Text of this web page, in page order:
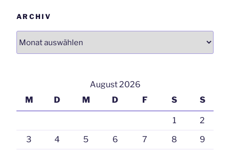
ARCHIV
August 2026
M
D M D F S S
1
2
3
4 5 6 7 8
9